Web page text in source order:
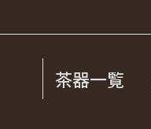
茶器一覧